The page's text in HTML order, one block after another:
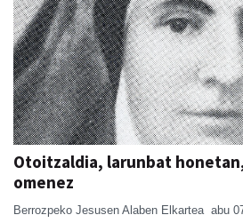
Otoitzaldia, larunbat
omenez
Berrozpeko Jesusen Alaben Elkartea abu